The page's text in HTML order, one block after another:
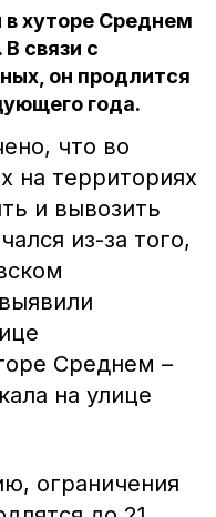
хуторе Среднем
связи с
он продлится
года.
что во
на территориях
и вывозить
из-за того,
Среднем –
на улице
ограничения